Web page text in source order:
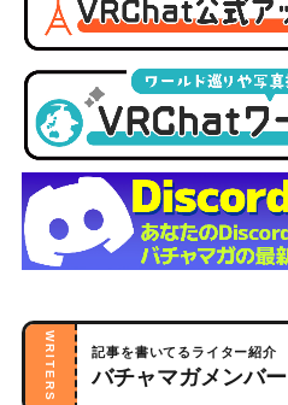
WRITERS 記事を書いてるライター紹介
バチャマガメンバー